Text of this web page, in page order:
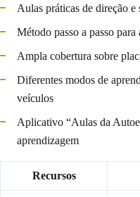
Aulas práticas de direção
Método passo a passo
Ampla cobertura sobre
Diferentes modos de
veículos
Aplicativo “Aulas da
aprendizagem
Recursos